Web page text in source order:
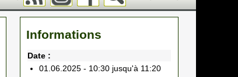
Informations
Date :
01.06.2025 - 10:30 jusqu'à 11:20